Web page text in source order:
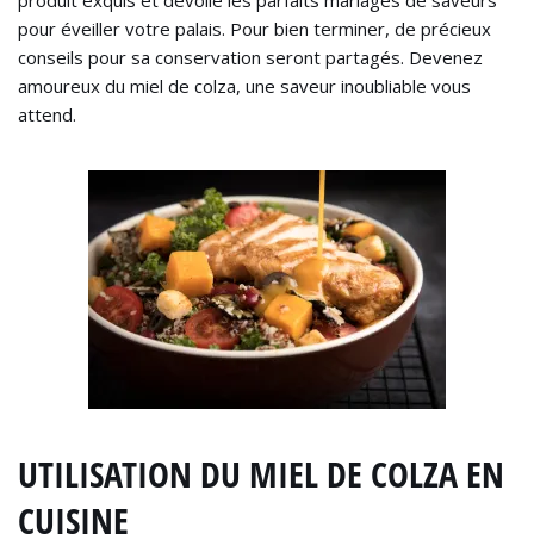
pour éveiller votre palais. Pour bien terminer, de précieux
conseils pour sa conservation seront partagés. Devenez
amoureux du miel de colza, une saveur inoubliable vous
attend.
UTILISATION DU MIEL DE COLZA EN
CUISINE